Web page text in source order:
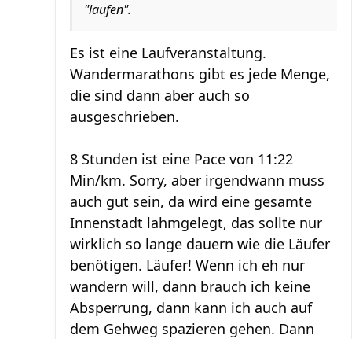
"laufen".
Es ist eine Laufveranstaltung.
Wandermarathons gibt es jede Menge,
die sind dann aber auch so
ausgeschrieben.
8 Stunden ist eine Pace von 11:22
Min/km. Sorry, aber irgendwann muss
auch gut sein, da wird eine gesamte
Innenstadt lahmgelegt, das sollte nur
wirklich so lange dauern wie die Läufer
benötigen. Läufer! Wenn ich eh nur
wandern will, dann brauch ich keine
Absperrung, dann kann ich auch auf
dem Gehweg spazieren gehen. Dann